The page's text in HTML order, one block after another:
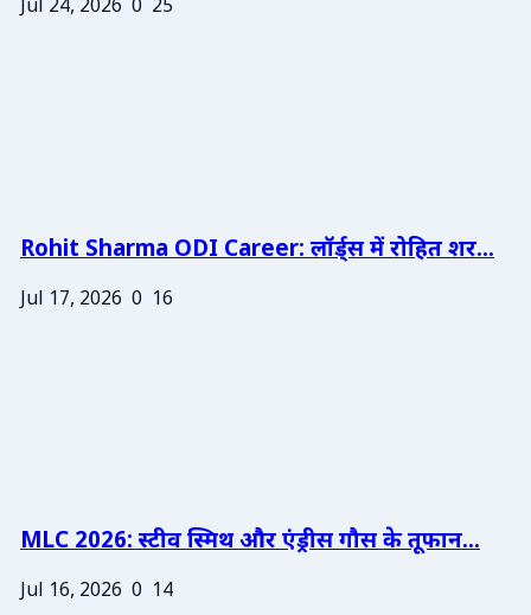
Jul 24, 2026 0 25
Rohit Sharma ODI Career: लॉर्ड्स में रोहित शर...
Jul 17, 2026 0 16
MLC 2026: स्टीव स्मिथ और एंड्रीस गौस के तूफान...
Jul 16, 2026 0 14